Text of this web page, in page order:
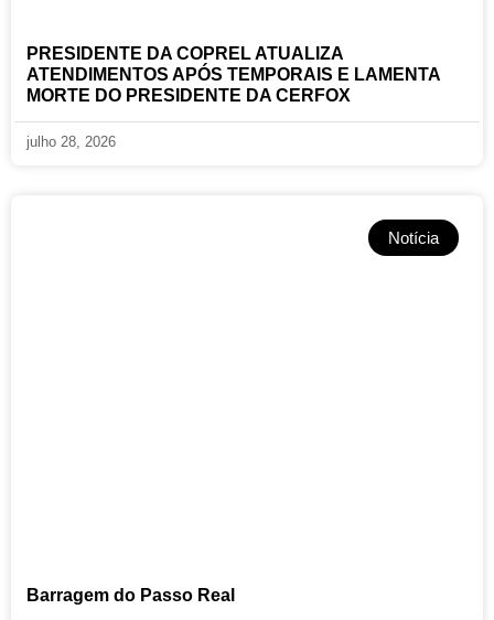
PRESIDENTE DA COPREL ATUALIZA
ATENDIMENTOS APÓS TEMPORAIS E LAMENTA
MORTE DO PRESIDENTE DA CERFOX
julho 28, 2026
Notícia
Barragem do Passo Real